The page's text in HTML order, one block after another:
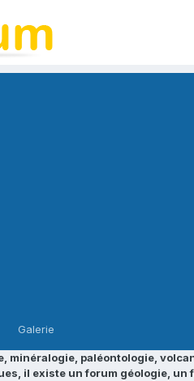
Galerie
minéralogie, paléontologie,
il existe un forum géologie,